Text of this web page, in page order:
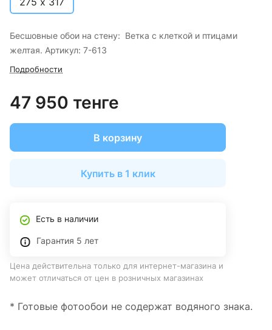
Бесшовные обои на стену: Ветка с клеткой и птицами
желтая. Артикул: 7-613
Подробности
47 950 тенге
В корзину
Купить в 1 клик
Есть в наличии
Гарантия 5 лет
Цена действительна только для интернет-магазина и
может отличаться от цен в розничных магазинах
* Готовые фотообои не содержат водяного знака.